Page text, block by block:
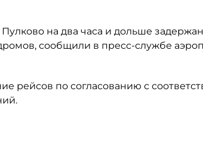
на два часа и дольше
сообщили в пресс-службе
рейсов по согласованию с